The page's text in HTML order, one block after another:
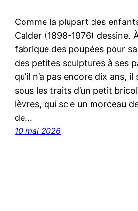
Comme la plupart des
Calder (1898-1976) dessine.
fabrique des poupées pour
des petites sculptures à ses
qu’il n’a pas encore dix ans,
sous les traits d’un petit
lèvres, qui scie un morceau
de…
10 mai 2026